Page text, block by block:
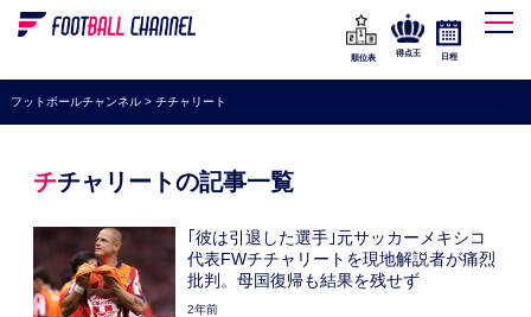
WEリーグ
海外サッカー
プレミアリーグ
ラ・リーガ
ブンデスリーガ
UEFA
順位表
得点王 日程
フットボールチャンネル> チチャリート
チチャリートの記事一覧
｢彼は引退した選手｣元サッカーメキシコ
代表FWチチャリートを現地解説者が痛烈
批判。母国復帰も結果を残せず
2年前